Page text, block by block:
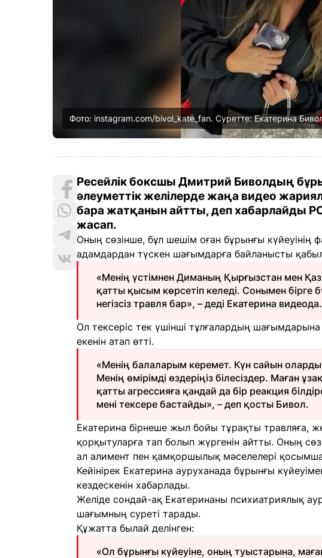
Фото: instagram.com/bivol_kate_fan. Суретте: Екатерина
Ресейлік боксшы Дмитрий Биволдың
әлеуметтік желілерде жаңа видео
бара жатқанын айтты, деп хабарлайды
жасап.
Оның сөзінше, бұл шешім оған бұрынғы күйеуінің
адамдардан түскен шағымдарға байланысты
«Менің үстімнен Диманың Қырғызстан мен
қатты қысым көрсетіп келеді. Сонымен
негізсіз травля бар», – деді Екатерина видеода.
Ол тексеріс тек үшінші тұлғалардың
екенін атап өтті.
«Менің балаларым керемет. Күн сайын
Менің өмірімді өздеріңіз білесіздер. Маған
қатты агрессияға қандай да бір реакция
мені тексере бастайды», – деп қосты Бивол.
Екатерина бірнеше жыл бойы тұрақты травляға,
қорқытуларға тап болып жүргенін айтты. Оның
ал алимент пен қамқоршылық мәселелері
Кейінірек Екатерина ауруханада бұрынғы
кездескенін хабарлады.
Желіде сондай-ақ Екатеринаны психиатриялық
шағымның суреті тарады.
Құжатта былай делінген:
«Ол бұрынғы күйеуіне, оның туыстарына,